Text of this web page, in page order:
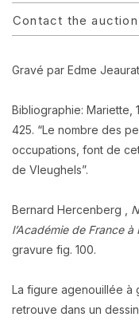
Contact the
Gravé par Edme
Bibliographie: Mariette,
425. “Le nombre des
occupations, font de
de Vleughels”.
Bernard Hercenberg ,
l’Académie de France à
gravure fig. 100.
La figure agenouillée à
retrouve dans un